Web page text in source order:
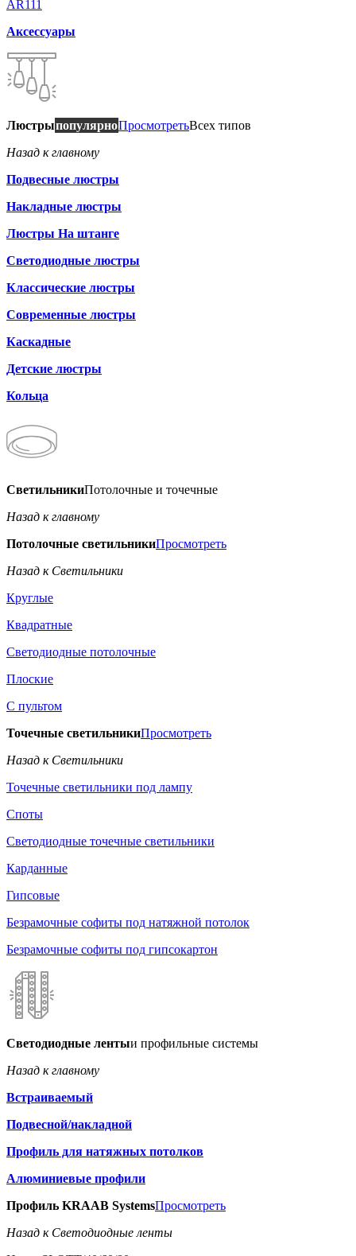
AR111
Аксессуары
ЛюстрыпопулярноПросмотретьВсех типов
Назад к главному
Подвесные люстры
Накладные люстры
Люстры На штанге
Светодиодные люстры
Классические люстры
Современные люстры
Каскадные
Детские люстры
Кольца
СветильникиПотолочные и точечные
Назад к главному
Потолочные светильникиПросмотреть
Назад к Светильники
Круглые
Квадратные
Светодиодные потолочные
Плоские
С пультом
Точечные светильникиПросмотреть
Назад к Светильники
Точечные светильники под лампу
Споты
Светодиодные точечные светильники
Карданные
Гипсовые
Безрамочные софиты под натяжной потолок
Безрамочные софиты под гипсокартон
Светодиодные лентыи профильные системы
Назад к главному
Встраиваемый
Подвесной/накладной
Профиль для натяжных потолков
Алюминиевые профили
Профиль KRAAB SystemsПросмотреть
Назад к Светодиодные ленты